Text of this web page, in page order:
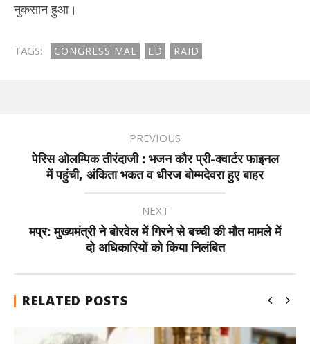
नुकसान हुआ।
TAGS: CONGRESS MAL ED RAID
PREVIOUS
पेरिस ओलम्पिक तीरंदाजी : भजन कौर प्री-क्वार्टर फाइनल
में पहुंची, अंकिता भकत व धीरज बोम्मदेवरा हुए बाहर
NEXT
मप्र: मुख्यमंत्री ने बोरवेल में गिरने से बच्ची की मौत मामले में
दो अधिकारियों को किया निलंबित
RELATED POSTS